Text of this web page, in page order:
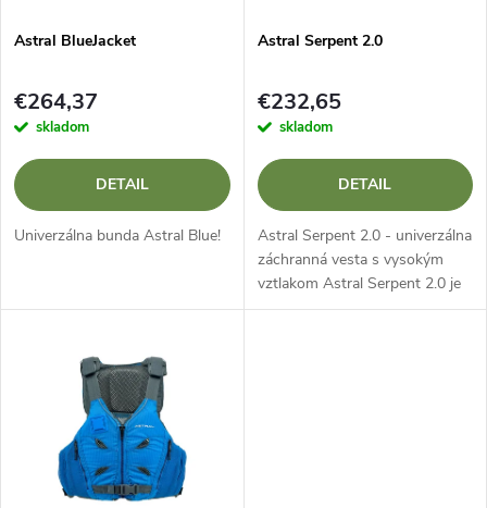
e
p
r
o
s
p
r
o
d
u
Astral BlueJacket
€264,37
skladom
DETAIL
Univerzálna bunda Astral Blue!
Astral Serpent 2.0
€232,65
skladom
DETAIL
Astral Serpent 2.0 - univerzálna
záchranná vesta s vysokým
vztlakom Astral Serpent 2.0 je
výkonná záchranná vesta pre